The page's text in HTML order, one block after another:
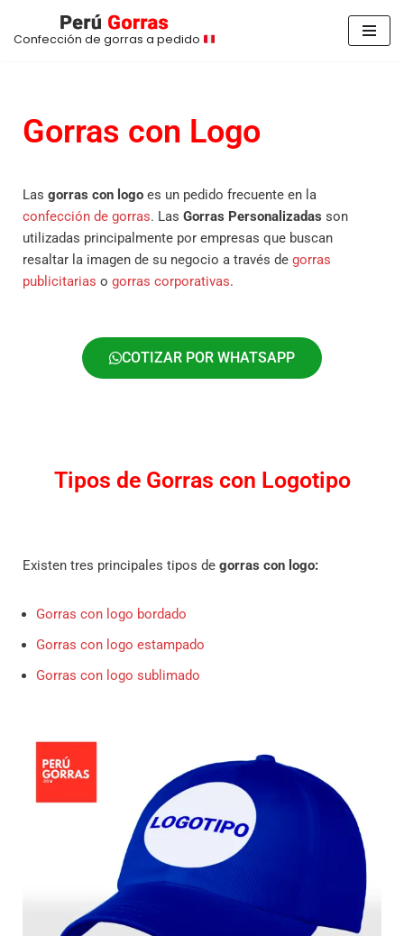
Saltar
Confección de gorras a pedido
Gorras con Logo
Las gorras con logo es un pedido frecuente en la
confección de gorras. Las Gorras Personalizadas son
utilizadas principalmente por empresas que buscan
resaltar la imagen de su negocio a través de gorras
publicitarias o gorras corporativas.
COTIZAR POR WHATSAPP
Tipos de Gorras con Logotipo
Existen tres principales tipos de gorras con logo:
Gorras con logo bordado
Gorras con logo estampado
Gorras con logo sublimado